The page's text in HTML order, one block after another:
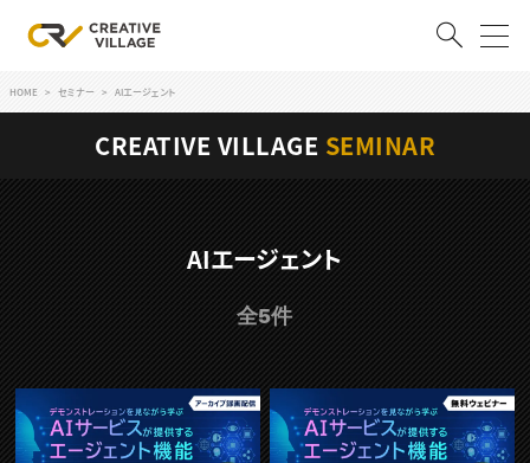
ACCOUNT
ログイン 会員登録
RECRUIT
クリエイター求人を探す
CREATIVE JOB求人検索
特集求人
採用説明会
転職支援サービス
CONTENTS
スキルアップしたい！
HOME セミナー AIエージェント
CREATIVE VILLAGE SEMINAR
AIエージェント
全5件